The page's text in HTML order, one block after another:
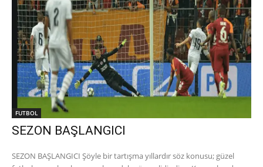
FUTBOL
SEZON BAŞLANGICI
SEZON BAŞLANGICI Şöyle bir tartışma yıllardır söz konusu; güzel